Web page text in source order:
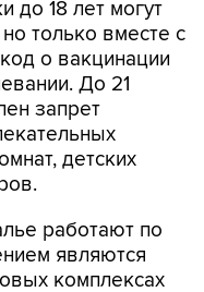
о вакцинации
До 21
запрет
детских
работают по
комплексах